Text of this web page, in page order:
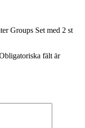
Groups Set med 2 st
fält är